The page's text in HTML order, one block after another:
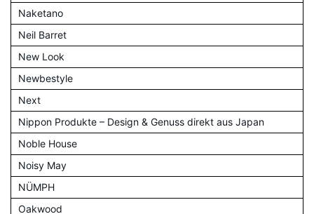
Naketano
Neil Barret
New Look
Newbestyle
Next
Nippon Produkte – Design & Genuss direkt aus Japan
Noble House
Noisy May
NÜMPH
Oakwood